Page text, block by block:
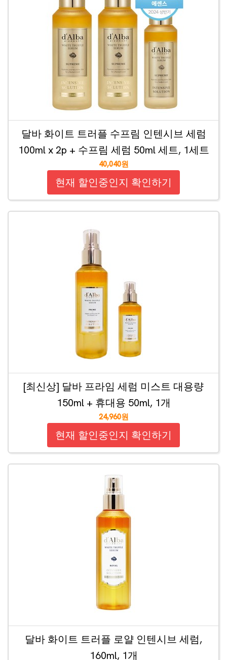
달바 화이트 트러플 수프림 인텐시브 세럼
100ml x 2p + 수프림 세럼 50ml 세트, 1세트
40,040원
현재 할인중인지 확인하기
[최신상] 달바 프라임 세럼 미스트 대용량
150ml + 휴대용 50ml, 1개
24,960원
현재 할인중인지 확인하기
달바 화이트 트러플 로얄 인텐시브 세럼,
160ml, 1개